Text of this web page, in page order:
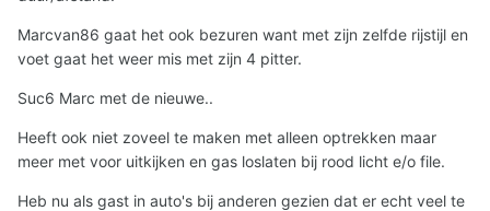
Marcvan86 gaat het ook bezuren want met zijn zelfde rijstijl en
voet gaat het weer mis met zijn 4 pitter.
Suc6 Marc met de nieuwe..
Heeft ook niet zoveel te maken met alleen optrekken maar
meer met voor uitkijken en gas loslaten bij rood licht e/o file.
Heb nu als gast in auto's bij anderen gezien dat er echt veel te